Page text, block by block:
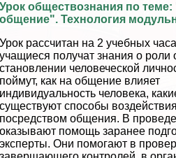
Урок обществознания по
общение". Технология
Урок рассчитан на 2 учебных
учащиеся получат знания о роли
становлении человеческой
поймут, как на общение влияет
индивидуальность человека,
существуют способы
посредством общения. В
оказывают помощь заранее
эксперты. Они помогают в